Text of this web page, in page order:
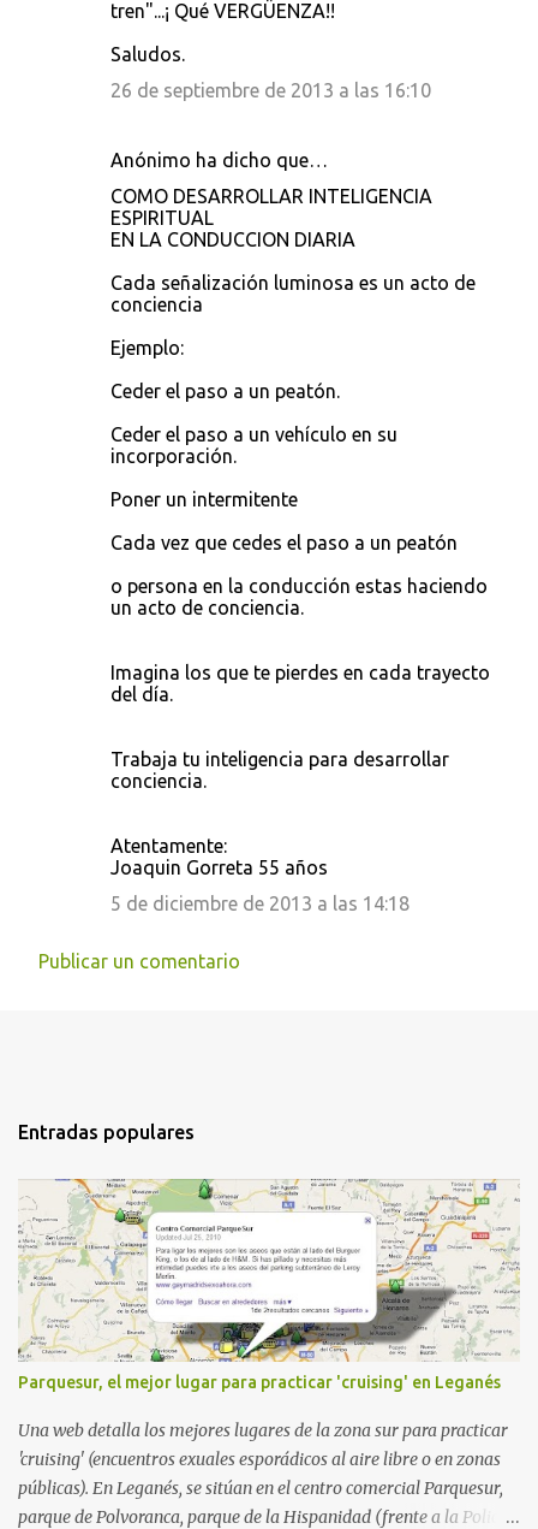
tren"...¡ Qué VERGÜENZA!!
Saludos.
26 de septiembre de 2013 a las 16:10
Anónimo ha dicho que…
COMO DESARROLLAR INTELIGENCIA
ESPIRITUAL
EN LA CONDUCCION DIARIA
Cada señalización luminosa es un acto de
conciencia
Ejemplo:
Ceder el paso a un peatón.
Ceder el paso a un vehículo en su
incorporación.
Poner un intermitente
Cada vez que cedes el paso a un peatón
o persona en la conducción estas haciendo
un acto de conciencia.
Imagina los que te pierdes en cada trayecto
del día.
Trabaja tu inteligencia para desarrollar
conciencia.
Atentamente:
Joaquin Gorreta 55 años
5 de diciembre de 2013 a las 14:18
Publicar un comentario
Entradas populares
Parquesur, el mejor lugar para practicar 'cruising' en Leganés
Una web detalla los mejores lugares de la zona sur para practicar
'cruising' (encuentros exuales esporádicos al aire libre o en zonas
públicas). En Leganés, se sitúan en el centro comercial Parquesur,
parque de Polvoranca, parque de la Hispanidad (frente a la Policía